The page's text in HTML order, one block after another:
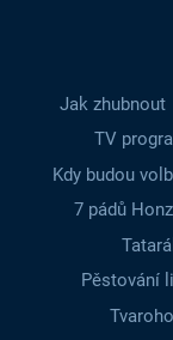
Jak zhubnout
TV
Kdy budou
7 pádů
Pěstování